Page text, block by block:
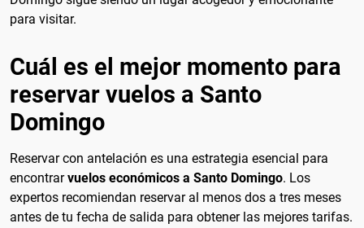
para visitar.
Cuál es el mejor momento para
reservar vuelos a Santo
Domingo
Reservar con antelación es una estrategia esencial para
encontrarvuelos económicos a Santo Domingo. Los
expertos recomiendan reservar al menos dos a tres meses
antes de tu fecha de salida para obtener las mejores tarifas.